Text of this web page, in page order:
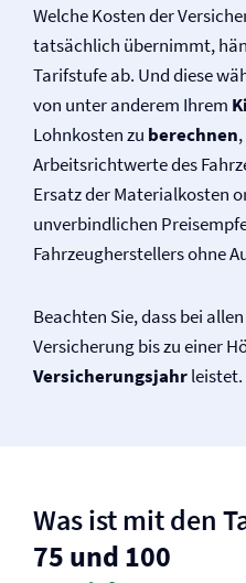
Welche Kosten der
tatsächlich übernimmt,
Tarifstufe ab. Und diese
von unter anderem Ihrem
Lohnkosten zu berechnen
Arbeitsrichtwerte des
Ersatz der Materialkosten
unverbindlichen
Fahrzeugherstellers ohne
Beachten Sie, dass bei
Versicherung bis zu einer
Versicherungsjahrleistet.
Was ist mit den
75 und 100